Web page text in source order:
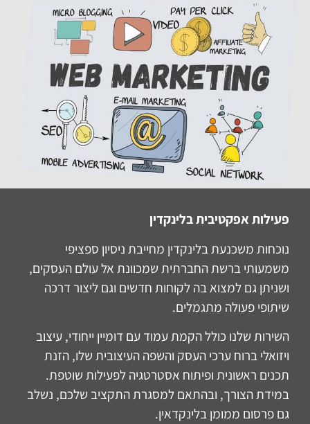
פעילות אפקטיבית בלינקדין
נוכחות משכנעת בלינקדין מחייבת ניסיון ספציפי
משמעותי ברשת החברתית שמכוונת אל עולם העסקים,
ושניתן גם למצוא בה לקוחות חדשים וגם ליצור דרכה
שיתופי פעולה מתגמלים.
השירות שלנו כולל הקמת עמוד עם דומיין ייחודי, עיצוב
ויזואלי ברוח ערכי העסק והשפה העיצובית שלו, הזנת
תכנים ראשונית ופיתוח אסטרטגיה לפעילות שוטפת.
במידת הצורך, ובהתאם למסגרת התקציב שלכם, נשלב
גם פרסום ממומן בלינקדאין.